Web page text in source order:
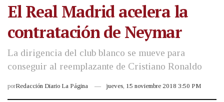
El Real Madrid acelera la
contratación de Neymar
La dirigencia del club blanco se mueve para
conseguir al reemplazante de Cristiano Ronaldo
porRedacción Diario La Página jueves, 15 noviembre 2018 3:50 PM